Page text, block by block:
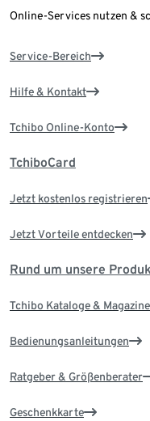
Online-Services nutzen &
Service-Bereich
Hilfe & Kontakt
Tchibo Online-Konto
TchiboCard
Jetzt kostenlos registrieren
Jetzt Vorteile entdecken
Rund um unsere
Tchibo Kataloge & Magazine
Bedienungsanleitungen
Ratgeber & Größenberater
Geschenkkarte